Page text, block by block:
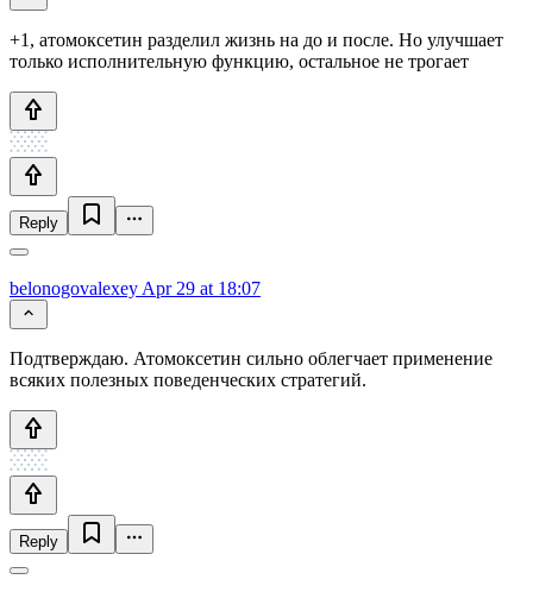
+1, атомоксетин разделил жизнь на до и после. Но улучшает
только исполнительную функцию, остальное не трогает
Reply
belonogovalexey Apr 29 at 18:07
Подтверждаю. Атомоксетин сильно облегчает применение
всяких полезных поведенческих стратегий.
Reply